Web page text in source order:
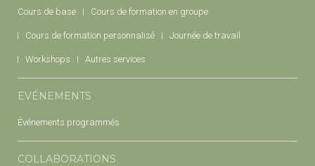
Cours de base Cours de formation en groupe
Cours de formation personnalisé Journée de travail
Workshops Autres services
EVÉNEMENTS
Événements programmés
COLLABORATIONS